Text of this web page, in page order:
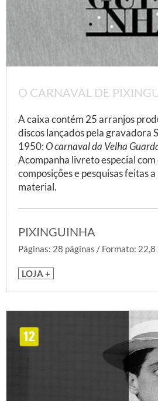
O CARNAVAL DE
A caixa contém 25 arranjos
discos lançados pela gravadora
1950:O carnaval da Velha
Acompanha livreto especial
composições e pesquisas feitas
material.
PIXINGUINHA
Páginas: 28 páginas / Formato: 22,8
LOJA +